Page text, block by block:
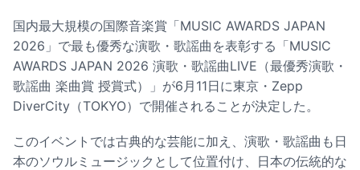
国内最大規模の国際音楽賞「MUSIC AWARDS JAPAN
2026」で最も優秀な演歌・歌謡曲を表彰する「MUSIC
AWARDS JAPAN 2026 演歌・歌謡曲LIVE（最優秀演歌・
歌謡曲 楽曲賞 授賞式）」が6月11日に東京・Zepp
DiverCity（TOKYO）で開催されることが決定した。
このイベントでは古典的な芸能に加え、演歌・歌謡曲も日
本のソウルミュージックとして位置付け、日本の伝統的な